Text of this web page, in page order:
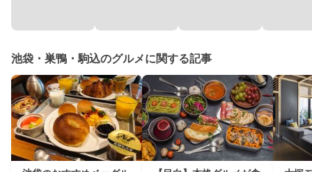
池袋・巣鴨・駒込のグルメに関する記事